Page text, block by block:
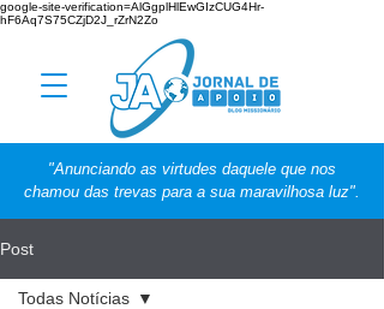
google-site-verification=AlGgplHlEwGIzCUG4Hr-
hF6Aq7S75CZjD2J_rZrN2Zo
"Anunciando as virtudes daquele que nos
chamou das trevas para a sua maravilhosa luz".
Post
Todas Notícias